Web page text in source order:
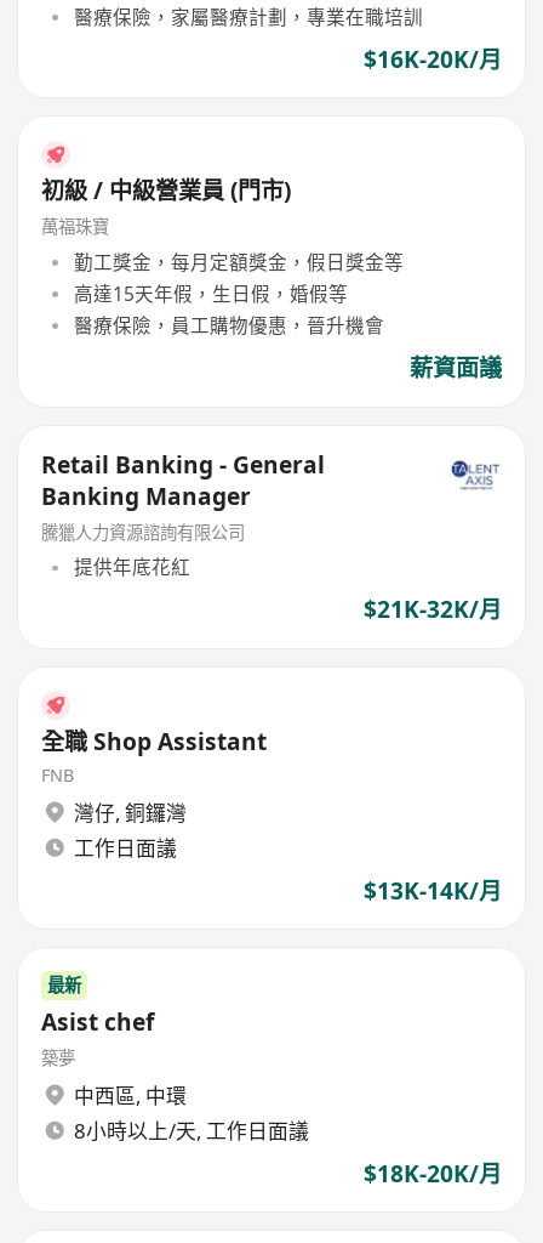
醫療保險，家屬醫療計劃，專業在職培訓
$16K-20K/月
初級 / 中級營業員 (門市)
萬福珠寶
勤工獎金，每月定額獎金，假日獎金等
高達15天年假，生日假，婚假等
醫療保險，員工購物優惠，晉升機會
薪資面議
Retail Banking - General
Banking Manager
騰獵人力資源諮詢有限公司
提供年底花紅
$21K-32K/月
全職 Shop Assistant
FNB
灣仔, 銅鑼灣
工作日面議
$13K-14K/月
最新
Asist chef
築夢
中西區, 中環
8小時以上/天, 工作日面議
$18K-20K/月